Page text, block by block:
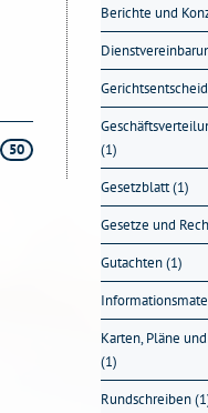
50
Berichte und
(1)
Gesetzblatt (1)
Gesetze und
Gutachten (1)
Karten, Pläne
(1)
Rundschreiben